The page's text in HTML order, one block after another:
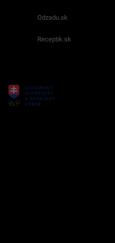
Odzadu.sk
Receptik.sk